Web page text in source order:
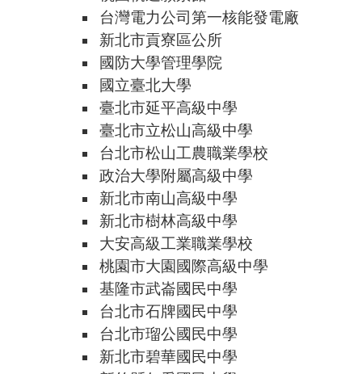
台灣電力公司第一核能發電廠
新北市貢寮區公所
國防大學管理學院
國立臺北大學
臺北市延平高級中學
臺北市立松山高級中學
台北市松山工農職業學校
政治大學附屬高級中學
新北市南山高級中學
新北市樹林高級中學
大安高級工業職業學校
桃園市大園國際高級中學
基隆市武崙國民中學
台北市石牌國民中學
台北市瑠公國民中學
新北市碧華國民中學